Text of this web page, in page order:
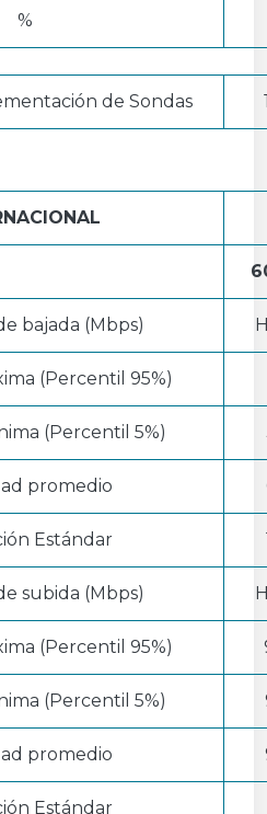
%
de Sondas
bajada (Mbps)
(Percentil 95%)
(Percentil 5%)
promedio
Estándar
subida (Mbps)
(Percentil 95%)
(Percentil 5%)
promedio
Estándar